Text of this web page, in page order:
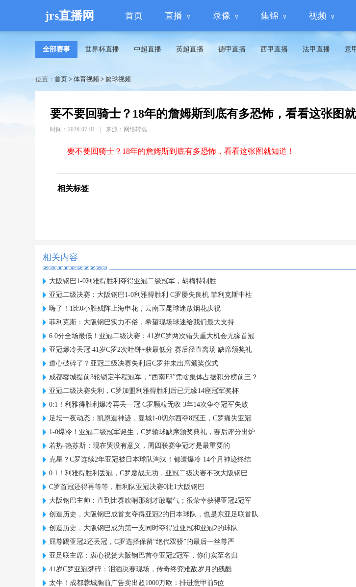
jrs直播网 首页 直播 录像 集锦 视频
全部赛事 世界杯直播 中超直播 英超直播 德甲直播 西甲直播 法甲直播 意
位置： 首页 > 体育视频 > 篮球视频
要不要回骑士？18年的詹姆斯到底有多恐怖，看看这张图就
时间：2026-07-01 来源：网络转载
要不要回骑士？18年的詹姆斯到底有多恐怖，看看这张图就知道！
相关标签
相关内容
大阪钢巴1-0利雅得胜利夺得亚冠二级冠军，胡梅特制胜
亚冠二级决赛：大阪钢巴1-0利雅得胜利 C罗屡失良机 菲利克斯中柱
嗨了！1比0小胜残阵上海申花，云南玉昆球迷放烟花庆祝
菲利克斯：大阪钢巴实力不俗，希望现场球迷给我们最大支持
6.0分全场最低！亚冠二级决赛：41岁C罗两次错失重大机会无缘首冠
亚冠爆冷丢冠 41岁C罗2次吐饼+获最低分 赛后径直离场 缺席颁奖礼
道心破碎了？亚冠二级决赛失利后C罗并未出席颁奖仪式
成都蓉城提前3轮锁定半程冠军，“西南F3”凭啥集体占据积分榜前三？
亚冠二级决赛失利，C罗加盟利雅得胜利后已无缘14座冠军奖杯
0:1！利雅得胜利爆冷再丢一冠 C罗颗粒无收 3年14次争夺冠军失败
足坛一夜动态：凯恩造神迹，曼城1-0切尔西夺8冠王，C罗痛失亚冠
1-0爆冷！亚冠二级冠军诞生，C罗输球缺席颁奖典礼，赛后评分出炉
若热-热苏斯：现在哭没有意义，周四联赛争冠才是最重要的
克星？C罗连续2年亚冠被日本球队淘汰！都遭爆冷 14个月神迹终结
0:1！利雅得胜利丢冠，C罗鏖战无功，亚冠二级决赛不敌大阪钢巴
C罗首冠还得再等等，胜利队亚冠决赛0比1大阪钢巴
大阪钢巴主帅：直到比赛吹哨那刻才敢喘气；很荣幸获得亚冠2冠军
创造历史，大阪钢巴成首支夺得亚冠2的日本球队，也是东亚足联首队
创造历史，大阪钢巴成为第一支同时夺得过亚冠和亚冠2的球队
屈尊踢亚冠2还丢冠，C罗选择保留“绝代双骄”的最后一丝尊严
亚足联主席：衷心祝贺大阪钢巴首夺亚冠2冠军，你们实至名归
41岁C罗亚冠梦碎：泪洒决赛现场，传奇终究难敌岁月的残酷
太牛！成都蓉城胸前广告卖出超1000万欧：排进意甲前5位